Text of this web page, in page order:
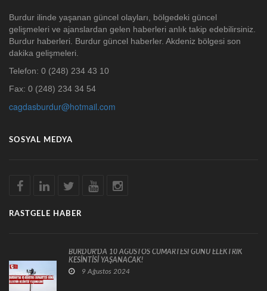
Burdur ilinde yaşanan güncel olayları, bölgedeki güncel
gelişmeleri ve ajanslardan gelen haberleri anlık takip edebilirsiniz.
Burdur haberleri. Burdur güncel haberler. Akdeniz bölgesi son
dakika gelişmeleri.
Telefon: 0 (248) 234 43 10
Fax: 0 (248) 234 34 54
cagdasburdur@hotmail.com
SOSYAL MEDYA
RASTGELE HABER
BURDUR'DA 10 AĞUSTOS CUMARTESİ GÜNÜ ELEKTRİK
KESİNTİSİ YAŞANACAK!
9 Ağustos 2024